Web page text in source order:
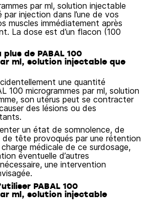
par ml, solution injectable
injection dans l’une de vos
muscles immédiatement après
La dose est d’un flacon (100
de PABAL 100
ml, solution injectable que
une quantité
100 microgrammes par ml, solution
son utérus peut se contracter
des lésions ou des
un état de somnolence, de
tête provoqués par une rétention
charge médicale de ce surdosage,
éventuelle d’autres
une intervention
PABAL 100
ml, solution injectable